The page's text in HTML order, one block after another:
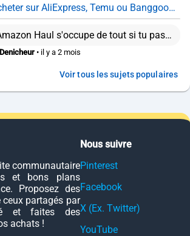
Acheter sur AliExpress, Temu ou Banggood : encore intéressant en 2026 ?
Amazon Haul s'occupe de tout si tu passes par le vendeur Haul Global qui n'est autre que Amazon. Tu payes en gros comme un forfait de frais de douanes, si finalement c'est plus, on ne te facturera pas plus. Depuis le 1er mars 2026, tu as une taxe “petits colis” de 2€ pour les colis de moins 150€ en plus de la TVA à l'importation. Bref, à part si l'article n'est vraiment pas dispo dans les boutiques classiques, mieux vaut peut être passé son tour ...
• il y a 2 mois
Voir tous les sujets populaires
communautaire
et bons plans
Proposez des
partagés par
et faites des
achats !
Nous suivre
Pinterest
Facebook
X (Ex. Twitter)
YouTube